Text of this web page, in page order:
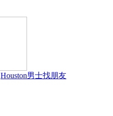
Houston男士找朋友